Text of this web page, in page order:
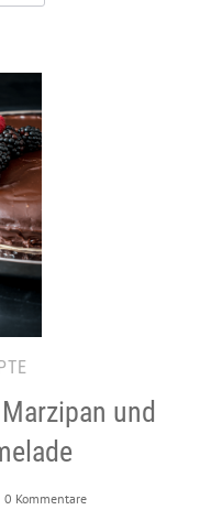
und
0 Kommentare